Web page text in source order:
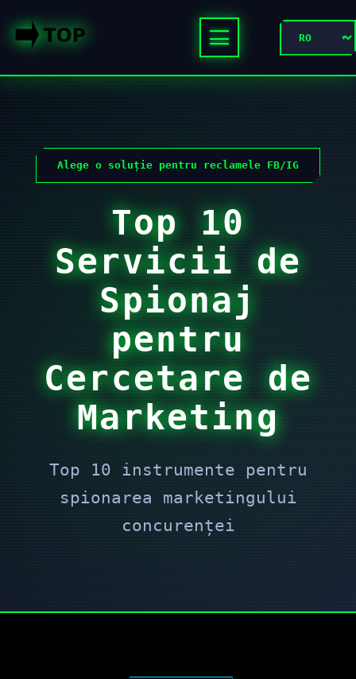
Alege o soluție pentru reclamele FB/IG
Top 10
Servicii de
Spionaj
pentru
Cercetare de
Marketing
Top 10 instrumente pentru
spionarea marketingului
concurenței